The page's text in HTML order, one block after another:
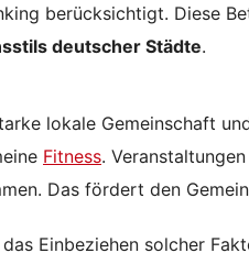
berücksichtigt. Diese
deutscher Städte.
lokale Gemeinschaft
Fitness.
Das fördert den
Einbeziehen solcher